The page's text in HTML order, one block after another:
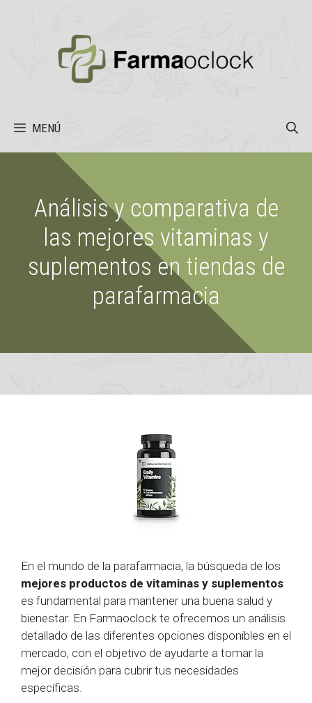
MENÚ
Análisis y comparativa de
las mejores vitaminas y
suplementos en tiendas de
parafarmacia
En el mundo de la parafarmacia, la búsqueda de los
mejores productos de vitaminas y suplementos
es fundamental para mantener una buena salud y
bienestar. En Farmaoclock te ofrecemos un análisis
detallado de las diferentes opciones disponibles en el
mercado, con el objetivo de ayudarte a tomar la
mejor decisión para cubrir tus necesidades
específicas.